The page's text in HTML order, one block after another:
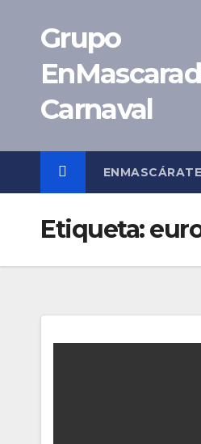
contenido
Grupo
Carnaval
Etiqueta: